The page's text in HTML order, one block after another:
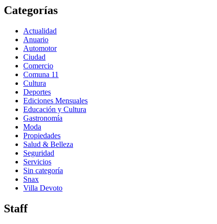
Categorías
Actualidad
Anuario
Automotor
Ciudad
Comercio
Comuna 11
Cultura
Deportes
Ediciones Mensuales
Educación y Cultura
Gastronomía
Moda
Propiedades
Salud & Belleza
Seguridad
Servicios
Sin categoría
Snax
Villa Devoto
Staff